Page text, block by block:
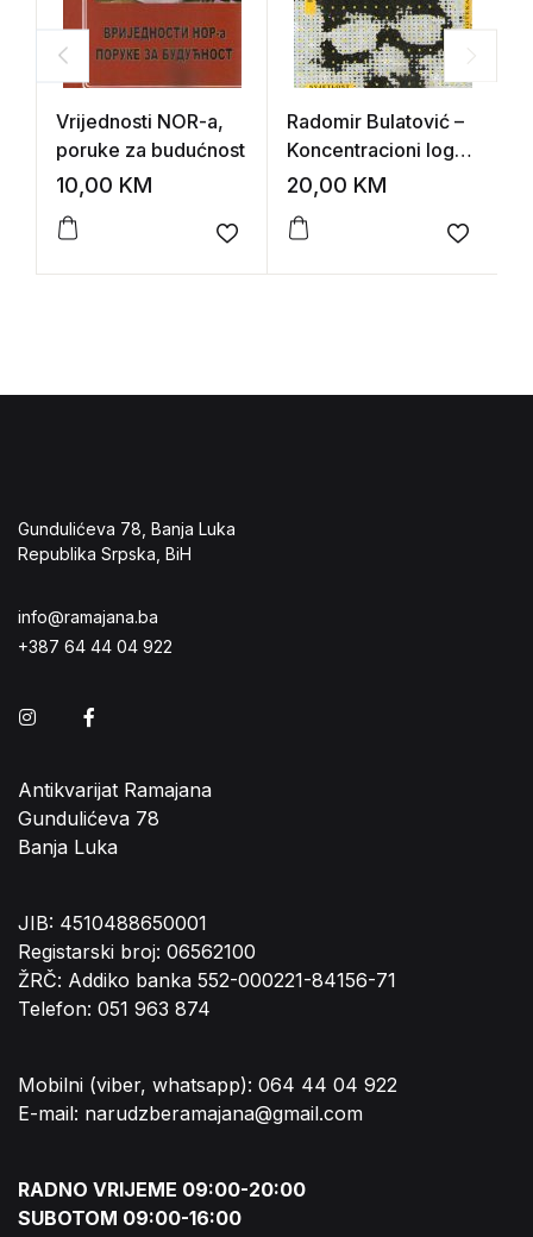
Vrijednosti NOR-a,
poruke za budućnost
10,00 KM
Add to wishlist
Radomir Bulatović –
Koncentracioni logor
Jasenovac
20,00 KM
Add to
Gundulićeva 78, Banja Luka
Republika Srpska, BiH
info@ramajana.ba
+387 64 44 04 922
Instagram
Antikvarijat Ramajana
Gundulićeva 78
Banja Luka
JIB: 4510488650001
Registarski broj: 06562100
ŽRČ: Addiko banka 552-000221-84156-71
Telefon: 051 963 874
Mobilni (viber, whatsapp): 064 44 04 922
E-mail: narudzberamajana@gmail.com
RADNO VRIJEME 09:00-20:00
SUBOTOM 09:00-16:00